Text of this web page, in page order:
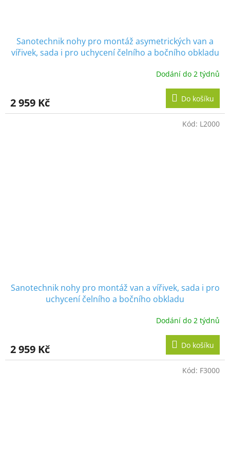
Sanotechnik nohy pro montáž asymetrických van a
vířivek, sada i pro uchycení čelního a bočního obkladu
Dodání do 2 týdnů
2 959 Kč Do košíku
Sanotechnik nohy pro montáž van a vířivek, sada i pro
uchycení čelního a bočního obkladu
Dodání do 2 týdnů
2 959 Kč Do košíku
Kód: L2000
Kód: F3000